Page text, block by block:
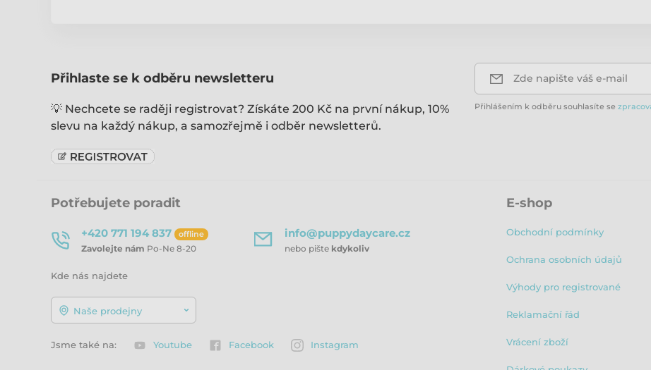
Přihlaste se k odběru newsletteru
💡 Nechcete se raději registrovat? Získáte 200 Kč na první nákup, 10%
slevu na každý nákup, a samozřejmě i odběr newsletterů.
Zde napište váš e-mail
Přihlášením k odběru souhlasíte se
Potřebujete poradit
+420 771 194 837 offline
Zavolejte nám Po-Ne 8-20
info@puppydaycare.cz
nebo pište kdykoliv
Kde nás najdete
Naše prodejny
Jsme také na: Youtube Facebook Instagram
E-shop
Obchodní podmínky
Ochrana osobních údajů
Výhody pro registrované
Reklamační řád
Vrácení zboží